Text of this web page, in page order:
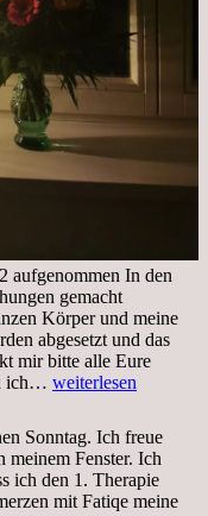
aufgenommen In den
gemacht
Körper und meine
abgesetzt und das
mir bitte alle Eure
ich… Mittwoch.
Krankenhaus
stationär
weiterlesen
Sonntag. Ich freue
meinem Fenster. Ich
ich den 1. Therapie
mit Fatiqe meine